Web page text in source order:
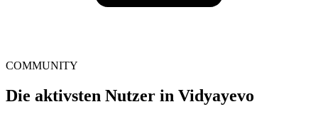
COMMUNITY
Die aktivsten Nutzer in Vidyayevo